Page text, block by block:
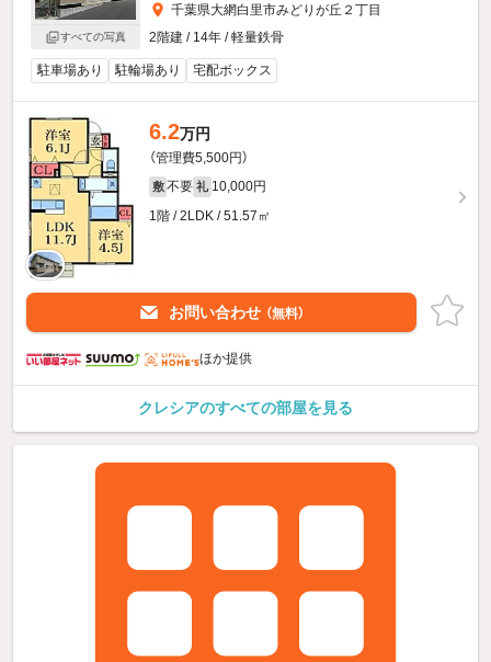
すべての写真
千葉県大網白里市みどりが丘２丁目
2階建 / 14年 / 軽量鉄骨
駐車場あり 駐輪場あり 宅配ボックス
6.2万円
（管理費5,500円）
敷 不要 礼 10,000円
1階 / 2LDK / 51.57㎡
お問い合わせ （無料）
ほか提供
クレシアのすべての部屋を見る